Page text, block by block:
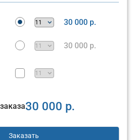
30 000 р.
30 000 р.
30 000 р.
Заказать